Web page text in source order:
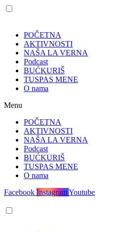
POČETNA
AKTIVNOSTI
NAŠA LA VERNA
Podcast
BUĆKURIŠ
TUSPAS MENE
O nama
Menu
POČETNA
AKTIVNOSTI
NAŠA LA VERNA
Podcast
BUĆKURIŠ
TUSPAS MENE
O nama
Facebook InstagramYoutube